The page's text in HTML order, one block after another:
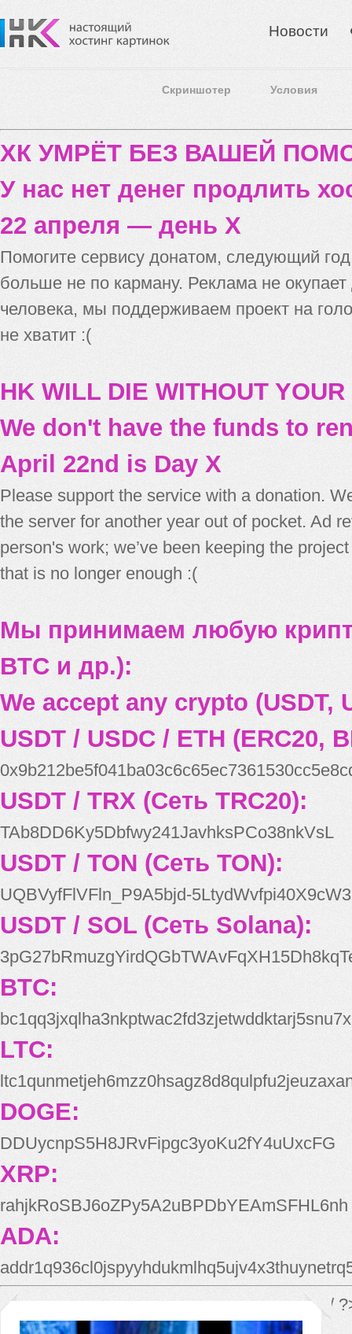
Новости
Скриншотер Условия
ХК УМРЁТ БЕЗ ВАШЕЙ
У нас нет денег продлить
22 апреля — день X
Помогите сервису донатом, следующий
больше не по карману. Реклама не
человека, мы поддерживаем проект на
не хватит :(
HK WILL DIE WITHOUT
We don't have the funds to
April 22nd is Day X
Please support the service with a donation.
the server for another year out of pocket. Ad
person's work; we’ve been keeping the
that is no longer enough :(
Мы принимаем любую
BTC и др.):
We accept any crypto (USDT,
USDT / USDC / ETH (ERC20,
USDT / TRX (Сеть TRC20):
TAb8DD6Ky5Dbfwy241JavhksPCo38nkVsL
USDT / TON (Сеть TON):
UQBVyfFlVFln_P9A5bjd-
USDT / SOL (Сеть Solana):
BTC:
bc1qq3jxqlha3nkptwac2fd3zjetwddktarj5snu7x
LTC:
DOGE:
DDUycnpS5H8JRvFipgc3yoKu2fY4uUxcFG
XRP:
rahjkRoSBJ6oZPy5A2uBPDbYEAmSFHL6nh
ADA:
*/